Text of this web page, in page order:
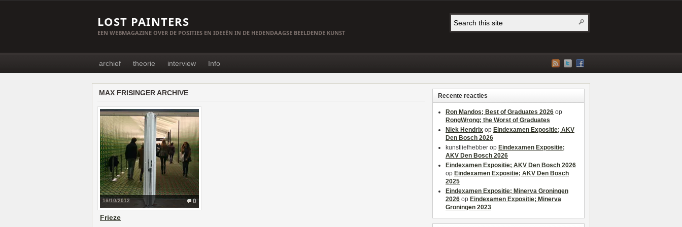
LOST PAINTERS
EEN WEBMAGAZINE OVER DE POSITIES EN IDEEËN IN DE HEDENDAAGSE BEELDENDE KUNST
archief theorie interview Info
MAX FRISINGER ARCHIVE
0
16/10/2012
Frieze
Recente reacties
Ron Mandos; Best of Graduates 2026 op
RongWrong; the Worst of Graduates
Niek Hendrix op Eindexamen Expositie; AKV
Den Bosch 2026
kunstliefhebber op Eindexamen Expositie;
AKV Den Bosch 2026
Eindexamen Expositie; AKV Den Bosch 2026
op Eindexamen Expositie; AKV Den Bosch
2025
Eindexamen Expositie; Minerva Groningen
2026 op Eindexamen Expositie; Minerva
Groningen 2023